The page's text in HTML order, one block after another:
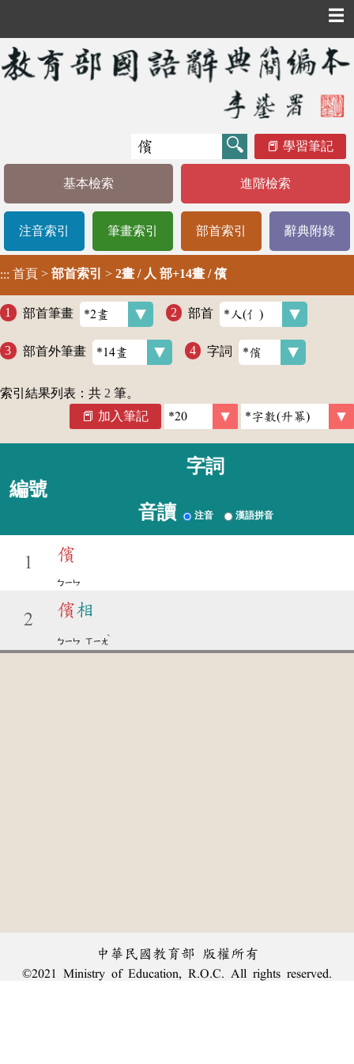
☰
學習筆記
基本檢索 進階檢索
注音索引 筆畫索引 部首索引 辭典附錄
::: 首頁 > 部首索引 > 2畫 / 人 部+14畫 / 儐
部首筆畫 部首
部首外筆畫 字詞
索引結果列表：共 2 筆。
加入筆記
編號
字詞
音讀 注音 漢語拼音
1 儐
ㄅㄧㄣ
2
儐相
ㄅㄧㄣ ㄒㄧㄤ
ˋ
中華民國教育部 版權所有
©2021 Ministry of Education, R.O.C. All rights reserved.